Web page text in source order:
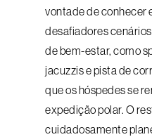
vontade de conhecer
desafiadores
de bem-estar, como
jacuzzis e pista de
que os hóspedes se
expedição polar. O
cuidadosamente